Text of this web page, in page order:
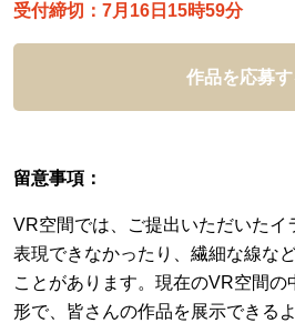
受付締切：7月16日15時59分
作品を応募す
留意事項：
VR空間では、ご提出いただいたイ
表現できなかったり、繊細な線な
ことがあります。現在のVR空間の
形で、皆さんの作品を展示できる